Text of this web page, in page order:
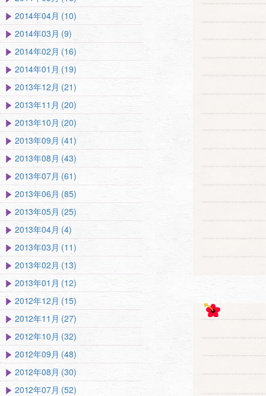
2014年04月 (10)
2014年03月 (9)
2014年02月 (16)
2014年01月 (19)
2013年12月 (21)
2013年11月 (20)
2013年10月 (20)
2013年09月 (41)
2013年08月 (43)
2013年07月 (61)
2013年06月 (85)
2013年05月 (25)
2013年04月 (4)
2013年03月 (11)
2013年02月 (13)
2013年01月 (12)
2012年12月 (15)
2012年11月 (27)
2012年10月 (32)
2012年09月 (48)
2012年08月 (30)
2012年07月 (52)